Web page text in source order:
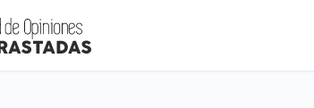
9,8 de 10
10(1 690 opiniones)